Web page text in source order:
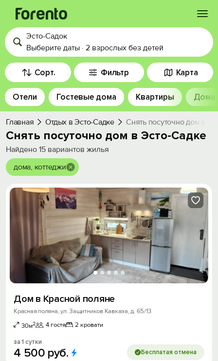
Войти
Избранное
История просмотра
Добавить свой объект
Эсто-Садок
Выберите даты · 2 взрослых без детей
Сорт. Фильтр Карта
Отели Гостевые дома Квартиры Дома
Главная Отдых в Эсто-Садке Снять посуточно дом в
Снять посуточно дом в Эсто-Садке
Найдено 15 вариантов жилья
дома, коттеджи
Дом в Красной поляне
Красная поляна, ул. Защитников Кавказа, д. 65/13
30м2 4 гостя 2 кровати
за 1 сутки
4 500 руб. Бесплатая отмена